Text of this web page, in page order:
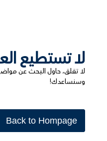
لا تستطيع
لا تقلق، حاول البحث عن
وسنساعدك!
Back to Hompage